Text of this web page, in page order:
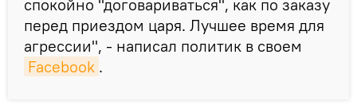
спокойно "договариваться", как по заказу
перед приездом царя. Лучшее время для
агрессии", - написал политик в своем
Facebook .